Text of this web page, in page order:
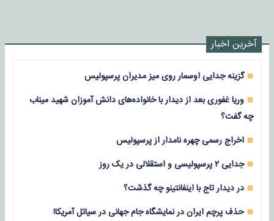
آخرین اخبار
گزینه جدایی اوسمار روی میز مدیران پرسپولیس
وریا غفوری بعد از دیدار با خانواده‌های دانش آموزان شهید میناب
چه گفت؟
اخراج رسمی چهره نامدار از پرسپولیس
جدایی ۲ پرسپولیسی و استقلالی در یک روز
در دیدار تاج با اینفانتینو چه گذشت؟
حذف پرچم ایران در نمایشگاه جام جهانی در سیاتل آمریکا!